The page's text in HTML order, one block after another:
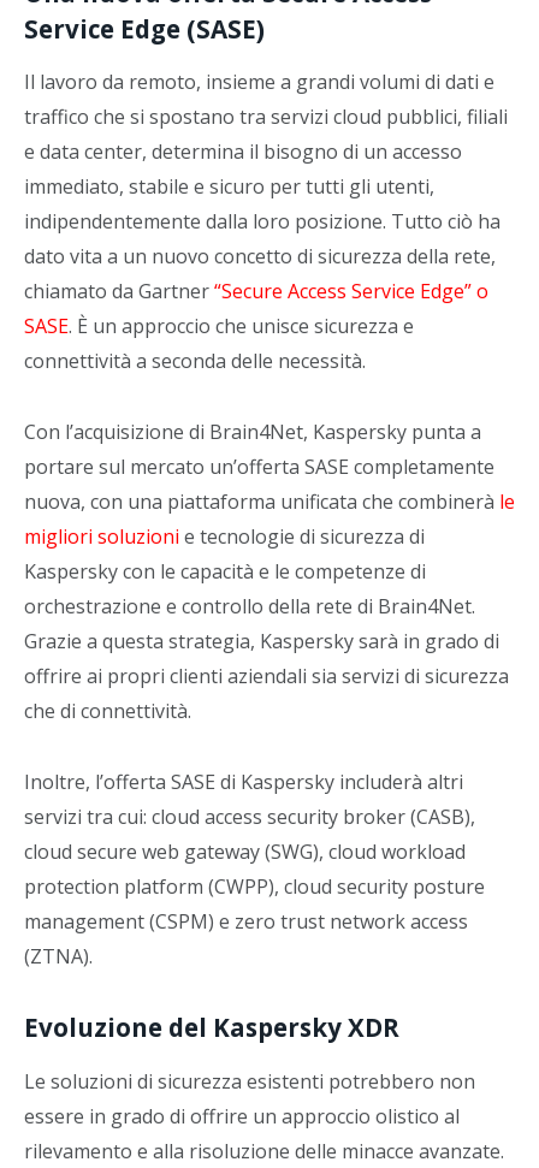
Service Edge (SASE)
Il lavoro da remoto, insieme a grandi volumi di dati e
traffico che si spostano tra servizi cloud pubblici, filiali
e data center, determina il bisogno di un accesso
immediato, stabile e sicuro per tutti gli utenti,
indipendentemente dalla loro posizione. Tutto ciò ha
dato vita a un nuovo concetto di sicurezza della rete,
chiamato da Gartner“Secure Access Service Edge” o
SASE. È un approccio che unisce sicurezza e
connettività a seconda delle necessità.
Con l’acquisizione di Brain4Net, Kaspersky punta a
portare sul mercato un’offerta SASE completamente
nuova, con una piattaforma unificata che combinerà le
migliori soluzioni e tecnologie di sicurezza di
Kaspersky con le capacità e le competenze di
orchestrazione e controllo della rete di Brain4Net.
Grazie a questa strategia, Kaspersky sarà in grado di
offrire ai propri clienti aziendali sia servizi di sicurezza
che di connettività.
Inoltre, l’offerta SASE di Kaspersky includerà altri
servizi tra cui: cloud access security broker (CASB),
cloud secure web gateway (SWG), cloud workload
protection platform (CWPP), cloud security posture
management (CSPM) e zero trust network access
(ZTNA).
Evoluzione del Kaspersky XDR
Le soluzioni di sicurezza esistenti potrebbero non
essere in grado di offrire un approccio olistico al
rilevamento e alla risoluzione delle minacce avanzate.